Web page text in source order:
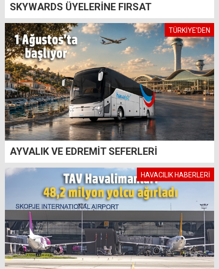
SKYWARDS ÜYELERİNE FIRSAT
TÜRKİYE'DEN
AYVALIK VE EDREMİT SEFERLERİ
HAVACILIK HABERLERİ